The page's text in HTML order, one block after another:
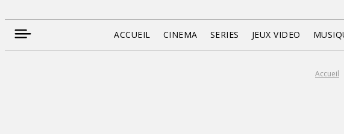
ACCUEIL CINEMA SERIES JEUX VIDEO
Accueil